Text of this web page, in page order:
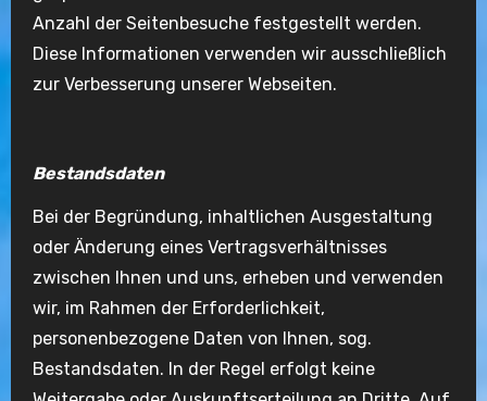
Anzahl der Seitenbesuche festgestellt werden.
Diese Informationen verwenden wir ausschließlich
zur Verbesserung unserer Webseiten.
Bestandsdaten
Bei der Begründung, inhaltlichen Ausgestaltung
oder Änderung eines Vertragsverhältnisses
zwischen Ihnen und uns, erheben und verwenden
wir, im Rahmen der Erforderlichkeit,
personenbezogene Daten von Ihnen, sog.
Bestandsdaten. In der Regel erfolgt keine